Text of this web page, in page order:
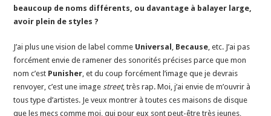
beaucoup de noms différents, ou davantage à balayer large,
avoir plein de styles ?
J’ai plus une vision de label comme Universal Because , etc. J’ai pas
forcément envie de ramener des sonorités précises parce que mon
nom c’est Punisher , et du coup forcément l’image que je devrais
renvoyer, c’est une image street, très rap. Moi, j’ai envie de m’ouvrir à
tous type d’artistes. Je veux montrer à toutes ces maisons de disque
que les mecs comme moi, qui pour eux sont peut-être très jeunes,